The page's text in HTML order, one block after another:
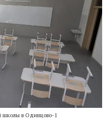
школы в Одинцово-1